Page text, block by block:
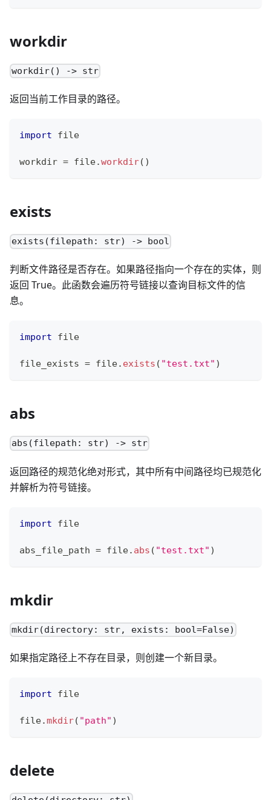
workdir
workdir() -> str
返回当前工作目录的路径。
import file
workdir = file.workdir()
exists
exists(filepath: str) -> bool
判断文件路径是否存在。如果路径指向一个存在的实体，则
返回 True。此函数会遍历符号链接以查询目标文件的信
息。
import file
file_exists = file. exists ( "test.txt" )
abs
abs(filepath: str) -> str
返回路径的规范化绝对形式，其中所有中间路径均已规范化
并解析为符号链接。
import file
abs_file_path = file. abs ( "test.txt" )
mkdir
mkdir(directory: str, exists: bool=False)
如果指定路径上不存在目录，则创建一个新目录。
import file
file.mkdir( "path" )
delete